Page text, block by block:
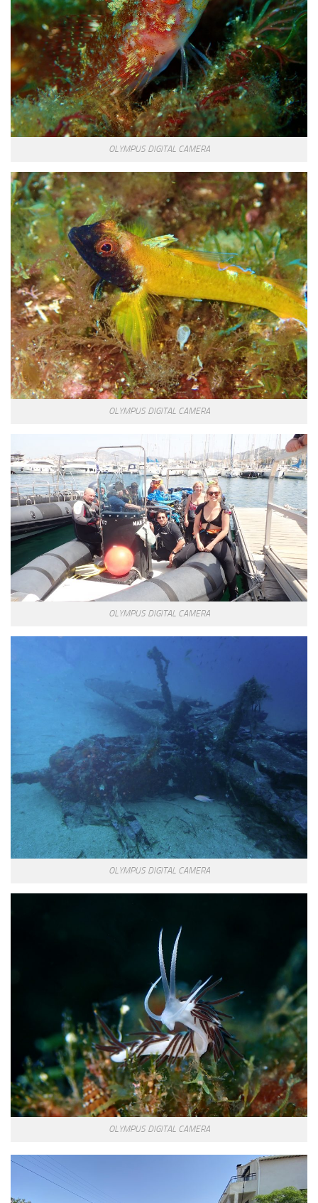
OLYMPUS DIGITAL CAMERA
OLYMPUS DIGITAL CAMERA
OLYMPUS DIGITAL CAMERA
OLYMPUS DIGITAL CAMERA
OLYMPUS DIGITAL CAMERA